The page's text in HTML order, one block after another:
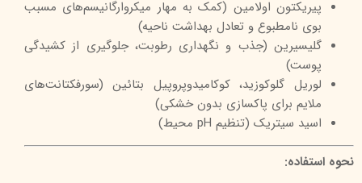
پیریکتون اولامین (کمک به مهار میکروارگانیسم‌های مسبب
بوی نامطبوع و تعادل بهداشت ناحیه)
گلیسیرین (جذب و نگهداری رطوبت، جلوگیری از کشیدگی
پوست)
لوریل گلوکوزید، کوکامیدوپروپیل بتائین (سورفکتانت‌های
ملایم برای پاکسازی بدون خشکی)
اسید سیتریک‌ (تنظیم pH محیط)
نحوه استفاده: